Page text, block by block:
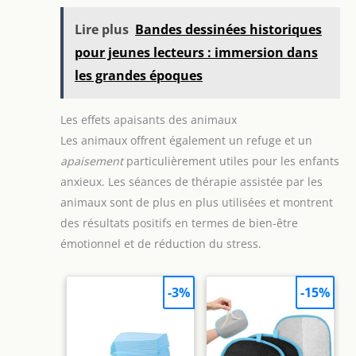
Lire plus Bandes dessinées historiques
pour jeunes lecteurs : immersion dans
les grandes époques
Les effets apaisants des animaux
Les animaux offrent également un refuge et un
apaisementparticulièrement utiles pour les enfants
anxieux. Les séances de thérapie assistée par les
animaux sont de plus en plus utilisées et montrent
des résultats positifs en termes de bien-être
émotionnel et de réduction du stress.
-3% -15%